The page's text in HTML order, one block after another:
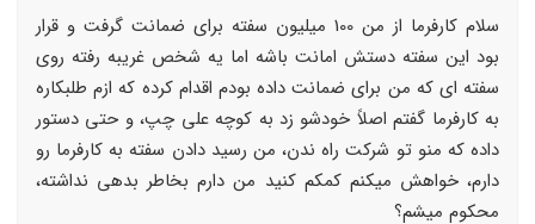
سلام کارفرما از من 100 میلیون سفته برای ضمانت گرفت و قرار
بود این سفته دستش امانت باشه اما یه شخص غریبه رفته روی
سفته ای که من برای ضمانت داده بودم اقدام کرده که ازم طلبکاره
به کارفرما گفتم اصلاً خودشو زد به کوچه علی چپ، و حتی دستور
داده که منو تو شرکت راه ندن، من رسید دادن سفته به کارفرما رو
دارم، خواهش میکنم کمکم کنید من دارم بخاطر بدهی نداشته،
محکوم میشم؟